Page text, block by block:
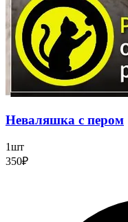
Неваляшка с пером
1шт
350₽